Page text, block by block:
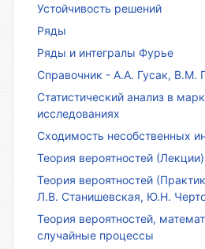
Устойчивость решений
Ряды
Ряды и интегралы Фурье
Справочник - А.А. Гусак, В.М.
Статистический анализ в
исследованиях
Сходимость несобственных
Теория вероятностей (Лекции)
Теория вероятностей
Л.В. Станишевская, Ю.Н.
Теория вероятностей,
случайные процессы